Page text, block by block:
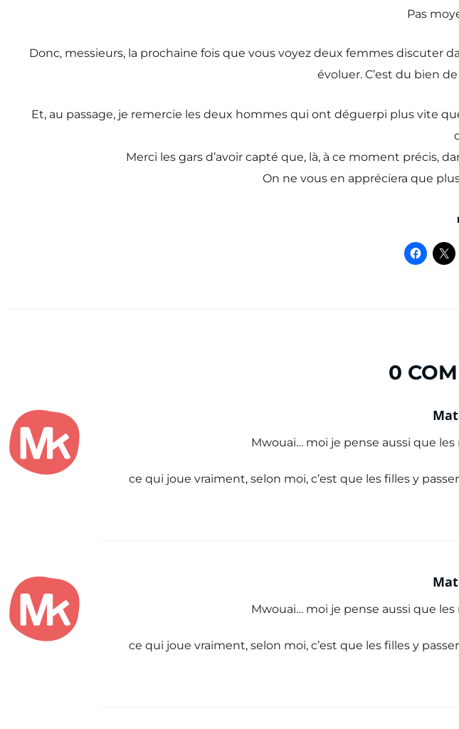
Pas
Donc, messieurs, la prochaine fois que vous voyez deux femmes discuter
évoluer. C’est du bien
Et, au passage, je remercie les deux hommes qui ont déguerpi plus vite
Merci les gars d’avoir capté que, là, à ce moment précis,
On ne vous en appréciera que
0
Mwouai… moi je pense aussi que
ce qui joue vraiment, selon moi, c’est que les filles y
Mwouai… moi je pense aussi que
ce qui joue vraiment, selon moi, c’est que les filles y